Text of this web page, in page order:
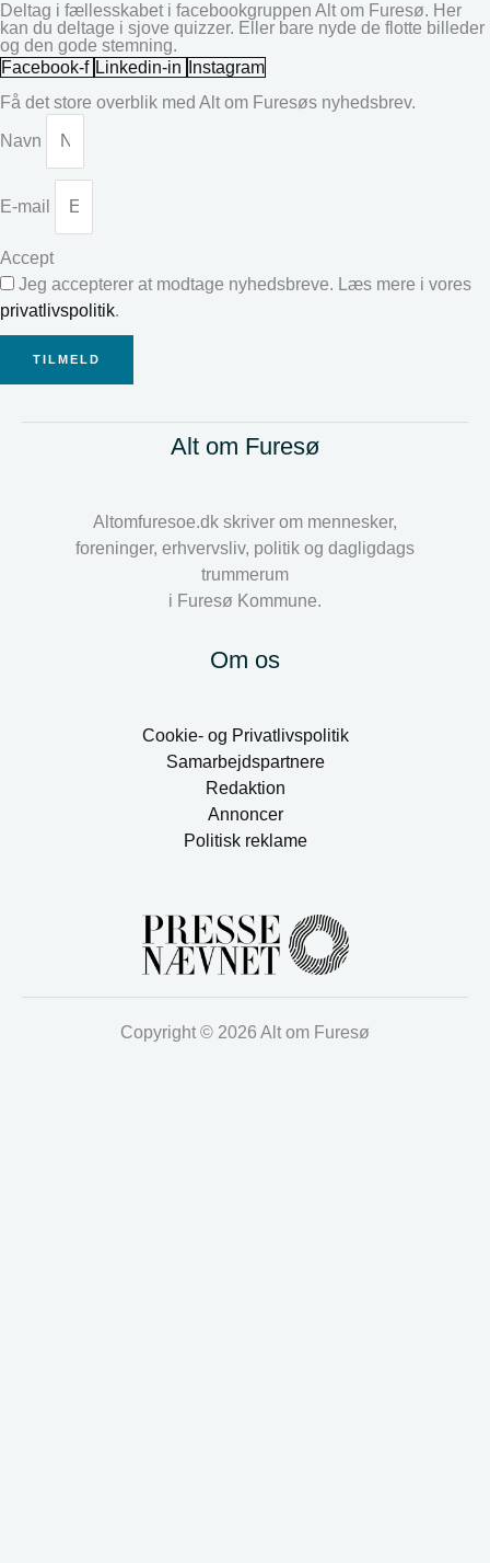
Deltag i fællesskabet i facebookgruppen Alt om Furesø. Her
kan du deltage i sjove quizzer. Eller bare nyde de flotte billeder
og den gode stemning.
Facebook-f Linkedin-in
Instagram
Få det store overblik med Alt om Furesøs nyhedsbrev.
Navn
E-mail
Accept
Jeg accepterer at modtage nyhedsbreve. Læs mere i vores
privatlivspolitik.
TILMELD
Alt om Furesø
Altomfuresoe.dk skriver om mennesker,
foreninger, erhvervsliv, politik og dagligdags
trummerum
i Furesø Kommune.
Om os
Cookie- og Privatlivspolitik
Samarbejdspartnere
Redaktion
Annoncer
Politisk reklame
Copyright © 2026 Alt om Furesø